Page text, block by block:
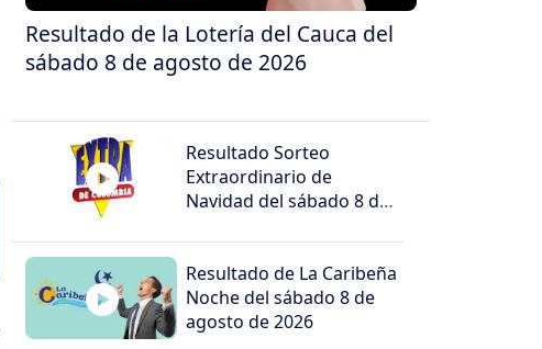
Resultado de la Lotería del Cauca del
sábado 8 de agosto de 2026
Resultado Sorteo
Extraordinario de
Navidad del sábado 8 de
Resultado de La Caribeña
Noche del sábado 8 de
agosto de 2026